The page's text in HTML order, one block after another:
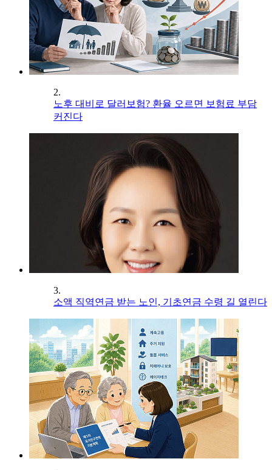
2.
노후 대비로 달러보험? 환율 오르면 보험료 부담
커진다
3.
소액 직역연금 받는 노인, 기초연금 수령 길 열린다